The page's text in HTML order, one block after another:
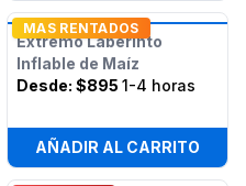
MAS RENTADOS
Extremo Laberinto
Inflable de Maíz
Desde: $895 1-4 horas
AÑADIR AL CARRITO